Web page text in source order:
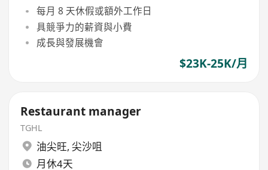
每月 8 天休假或額外工作日
具競爭力的薪資與小費
成長與發展機會
$23K-25K/月
Restaurant manager
TGHL
油尖旺, 尖沙咀
月休4天